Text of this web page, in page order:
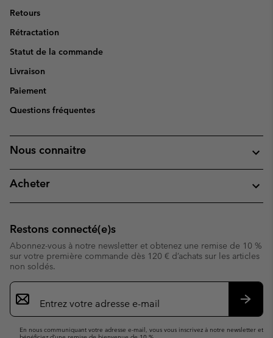
Retours
Rétractation
Statut de la commande
Livraison
Paiement
Questions fréquentes
Nous connaitre
Acheter
Restons connecté(e)s
Abonnez-vous à notre newsletter et obtenez une remise de 10 %
sur votre première commande dès 120 € d’achats sur les articles
non soldés.
Inscription
par
e-
En nous communiquant votre adresse e-mail, vous vous inscrivez à notre newsletter et